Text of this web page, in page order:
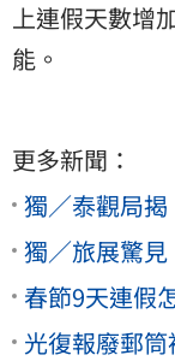
上連假天數增
能。
更多新聞：
獨／泰觀局
獨／旅展驚
春節9天連假
光復報廢郵